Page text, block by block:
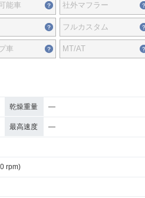
能車 社外マフラー
フルカスタム
車 MT/AT
乾燥重量 ―
最高速度 ―
rpm)